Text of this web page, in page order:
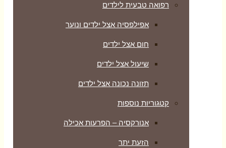
רפואה טבעית לילדים
אפילפסיה אצל ילדים ונוער
חום אצל ילדים
שיעול אצל ילדים
תזונה נכונה אצל ילדים
קטגוריות נוספות
אנורקסיה – הפרעות אכילה
הזעת יתר